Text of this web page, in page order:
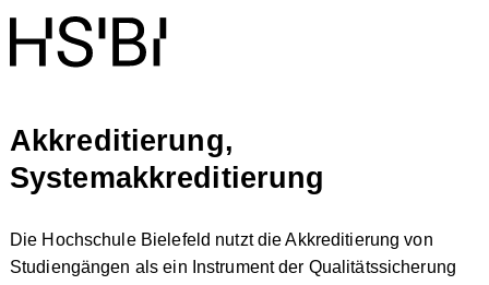
Akkreditierung,
Systemakkreditierung
Die Hochschule Bielefeld nutzt die Akkreditierung von
Studiengängen als ein Instrument der Qualitätssicherung